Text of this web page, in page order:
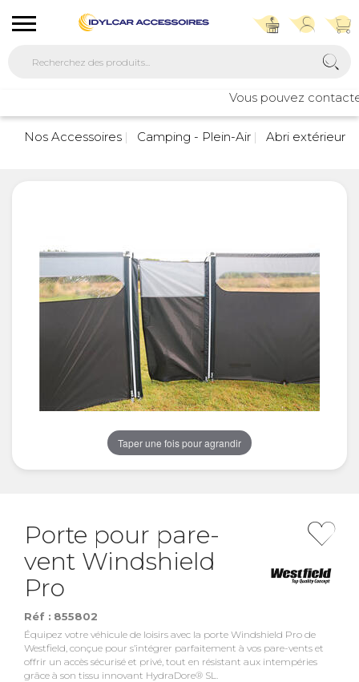
Vous pouvez
Nos Accessoires
Camping - Plein-Air Abri extérieur -
Taper une fois pour agrandir
Porte pour pare-
vent Windshield
Pro
Réf : 855802
Équipez votre véhicule de loisirs avec la porte Windshield Pro de
Westfield, conçue pour s’intégrer parfaitement à vos pare-vents et
offrir un accès sécurisé et privé, tout en résistant aux intempéries
grâce à son tissu innovant HydraDore® SL.